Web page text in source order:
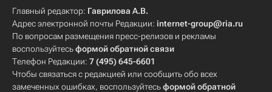
Главный редактор: Гаврилова А.В.
Адрес электронной почты Редакции: internet-group@ria.ru
По вопросам размещения пресс-релизов и рекламы
воспользуйтесьформой обратной связи
Телефон Редакции: 7 (495) 645-6601
Чтобы связаться с редакцией или сообщить обо всех
замеченных ошибках, воспользуйтесьформой обратной